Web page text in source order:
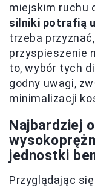
miejskim ruchu
silniki potrafią
trzeba
przyspieszenie
to, wybór tych
godny uwagi,
minimalizacji
Najbardziej
jednostki
Przyglądając